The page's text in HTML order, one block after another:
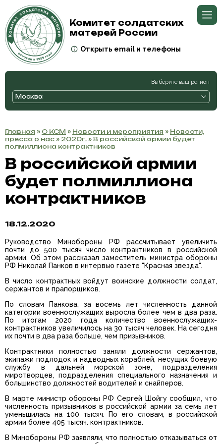
Комитет солдатских
матерей России
Открыть email и телефоны
Выберите ваш регион
Москва
Главная » О КСМ » Новости и мероприятия » Новости,
пресса о нас » 2020г. » В российской армии будет
полмиллиона контрактников
В российской армии
будет полмиллиона
контрактников
18.12.2020
Руководство Минобороны РФ рассчитывает увеличить
почти до 500 тысяч число контрактников в российской
армии. Об этом рассказал заместитель министра обороны
РФ Николай Панков в интервью газете "Красная звезда".
В число контрактных войдут воинские должности солдат,
сержантов и прапорщиков.
По словам Панкова, за восемь лет численность данной
категории военнослужащих выросла более чем в два раза.
По итогам 2020 года количество военнослужащих-
контрактников увеличилось на 30 тысяч человек. На сегодня
их почти в два раза больше, чем призывников.
Контрактники полностью заняли должности сержантов,
экипажи подлодок и надводных кораблей, несущих боевую
службу в дальней морской зоне, подразделения
миротворцев, подразделения специального назначения и
большинство должностей водителей и снайперов.
В марте министр обороны РФ Сергей Шойгу сообщил, что
численность призывников в российской армии за семь лет
уменьшилась на 100 тысяч. По его словам, в российской
армии более 405 тысяч. контрактников.
В Минобороны РФ заявляли, что полностью отказываться от